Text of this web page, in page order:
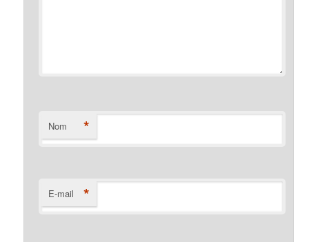
Nom *
E-mail *